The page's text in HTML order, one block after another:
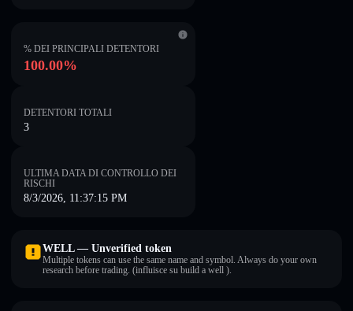
% DEI PRINCIPALI DETENTORI
100.00%
DETENTORI TOTALI
3
ULTIMA DATA DI CONTROLLO DEI
RISCHI
8/3/2026, 11:37:15 PM
WELL — Unverified token
Multiple tokens can use the same name and symbol. Always do your own
research before trading. (influisce su build a well ).